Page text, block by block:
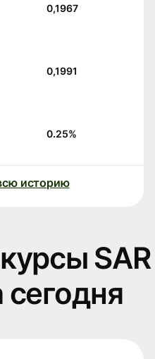
0,1967
0,1991
0.25%
историю
SAR